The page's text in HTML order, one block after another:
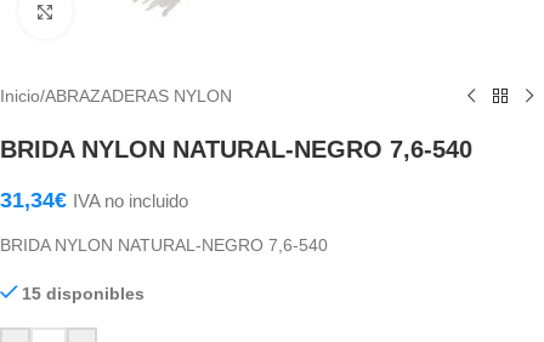
Haga Click para agrandar
Inicio/ABRAZADERAS NYLON
BRIDA NYLON NATURAL-NEGRO 7,6-540
31,34€ IVA no incluido
BRIDA NYLON NATURAL-NEGRO 7,6-540
15 disponibles